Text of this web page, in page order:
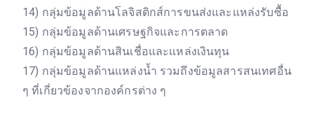
14) กลุ่มข้อมูลด้านโลจิสติกส์การขนส่งและแหล่งรับซื้อ
15) กลุ่มข้อมูลด้านเศรษฐกิจและการตลาด
16) กลุ่มข้อมูลด้านสินเชื่อและแหล่งเงินทุน
17) กลุ่มข้อมูลด้านแหล่งน้ำ รวมถึงข้อมูลสารสนเทศอื่น
ๆ ที่เกี่ยวข้องจากองค์กรต่าง ๆ